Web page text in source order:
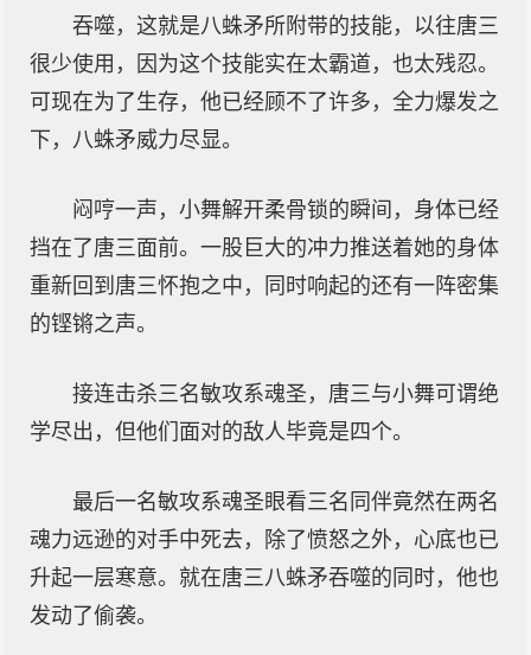
吞噬，这就是八蛛矛所附带的技能，以往唐三
很少使用，因为这个技能实在太霸道，也太残忍。
可现在为了生存，他已经顾不了许多，全力爆发之
下，八蛛矛威力尽显。
闷哼一声，小舞解开柔骨锁的瞬间，身体已经
挡在了唐三面前。一股巨大的冲力推送着她的身体
重新回到唐三怀抱之中，同时响起的还有一阵密集
的铿锵之声。
接连击杀三名敏攻系魂圣，唐三与小舞可谓绝
学尽出，但他们面对的敌人毕竟是四个。
最后一名敏攻系魂圣眼看三名同伴竟然在两名
魂力远逊的对手中死去，除了愤怒之外，心底也已
升起一层寒意。就在唐三八蛛矛吞噬的同时，他也
发动了偷袭。